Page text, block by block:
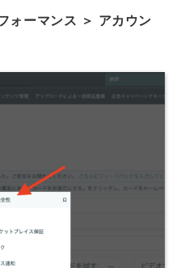
ォーマンス ＞ アカウン